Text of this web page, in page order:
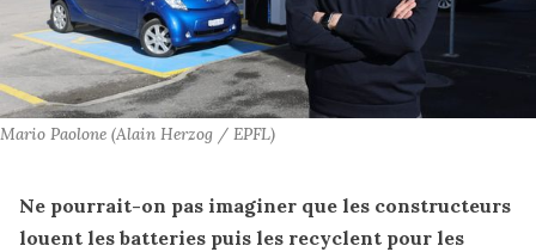
Mario Paolone (Alain Herzog / EPFL)
Ne pourrait-on pas imaginer que les constructeurs
louent les batteries puis les recyclent pour les